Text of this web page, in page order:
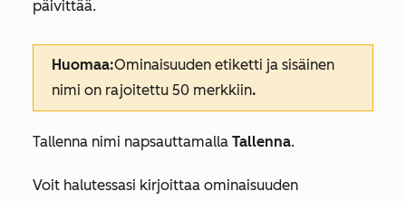
päivittää.
Huomaa:Ominaisuuden etiketti ja sisäinen
nimi on rajoitettu 50 merkkiin.
Tallenna nimi napsauttamalla Tallenna.
Voit halutessasi kirjoittaa ominaisuuden